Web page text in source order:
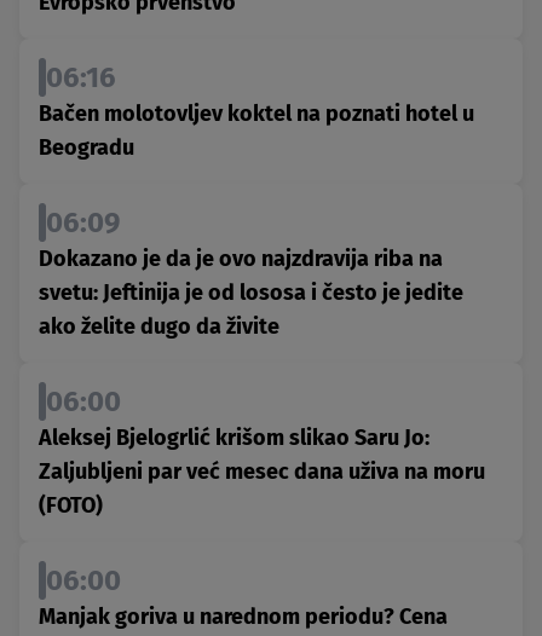
06:16
Bačen molotovljev koktel na poznati hotel u
Beogradu
06:09
Dokazano je da je ovo najzdravija riba na
svetu: Jeftinija je od lososa i često je jedite
ako želite dugo da živite
06:00
Aleksej Bjelogrlić krišom slikao Saru Jo:
Zaljubljeni par već mesec dana uživa na moru
(FOTO)
06:00
Manjak goriva u narednom periodu? Cena